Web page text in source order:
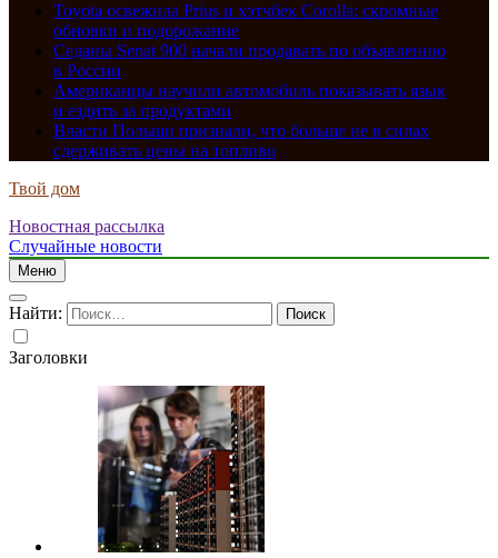
Toyota освежила Prius и хэтчбек Corolla: скромные
обновки и подорожание
Седаны Senat 900 начали продавать по объявлению
в России
Американцы научили автомобиль показывать язык
и ездить за продуктами
Власти Польши признали, что больше не в силах
сдерживать цены на топливо
Твой дом
Новостная рассылка
Случайные новости
Меню
Найти:
Заголовки